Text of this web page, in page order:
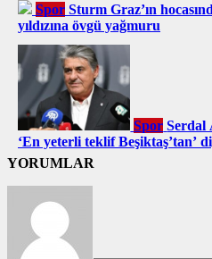
Spor Sturm Graz’ın
yıldızına övgü yağmuru
Spor Serdal
‘En yeterli teklif Beşiktaş’tan’
YORUMLAR